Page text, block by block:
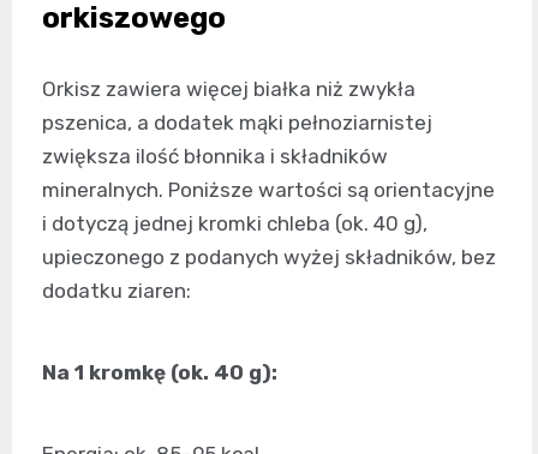
orkiszowego
Orkisz zawiera więcej białka niż zwykła
pszenica, a dodatek mąki pełnoziarnistej
zwiększa ilość błonnika i składników
mineralnych. Poniższe wartości są orientacyjne
i dotyczą jednej kromki chleba (ok. 40 g),
upieczonego z podanych wyżej składników, bez
dodatku ziaren:
Na 1 kromkę (ok. 40 g):